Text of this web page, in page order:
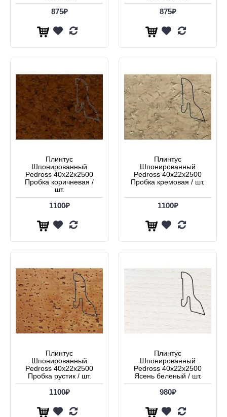
875₽ 875₽
Плинтус
Шпонированный
Pedross 40x22x2500
Пробка коричневая /
шт.
1100₽
Плинтус
Шпонированный
Pedross 40x22x2500
Пробка кремовая / шт.
1100₽
Плинтус
Шпонированный
Pedross 40x22x2500
Пробка рустик / шт.
1100₽
Плинтус
Шпонированный
Pedross 40x22x2500
Ясень беленый / шт.
980₽